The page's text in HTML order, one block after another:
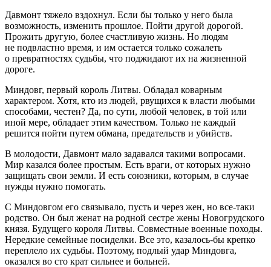
Давмонт тяжело вздохнул. Если бы только у него была
возможность, изменить прошлое. Пойти другой дорогой.
Прожить другую, более счастливую жизнь. Но людям
не подвластно время, и им остается только сожалеть
о превратностях судьбы, что поджидают их на жизненной
дороге.
Миндовг, первый король Литвы. Обладал коварным
характером. Хотя, кто из людей, рвущихся к власти любыми
способами, честен? Да, по сути, любой человек, в той или
иной мере, обладает этим качеством. Только не каждый
решится пойти путем обмана, предательств и убийств.
В молодости, Давмонт мало задавался такими вопросами.
Мир казался более простым. Есть враги, от которых нужно
защищать свои земли. И есть союзники, которым, в случае
нужды нужно помогать.
С Миндовгом его связывало, пусть и через жен, но все-таки
родство. Он был женат на родной сестре жены Новогрудского
князя. Будущего короля Литвы. Совместные военные походы.
Нередкие семейные посиделки. Все это, казалось-бы крепко
переплело их судьбы. Поэтому, подлый удар Миндовга,
оказался во сто крат сильнее и больней.